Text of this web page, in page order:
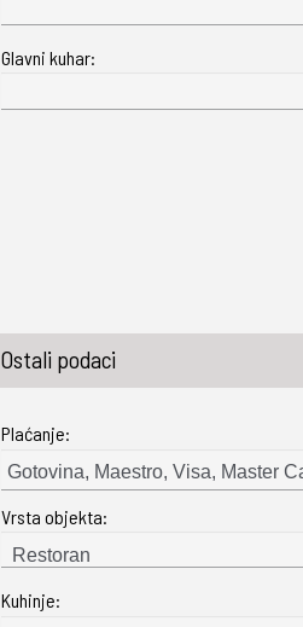
Glavni kuhar:
Ostali podaci
Plaćanje:
Gotovina, Maestro, Visa, Master
Vrsta objekta:
Kuhinje: